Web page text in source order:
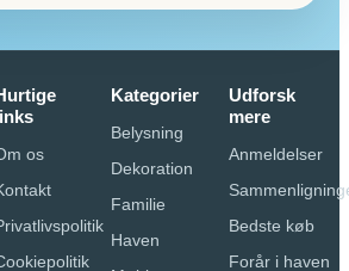
os
Kategorier
Belysning
Dekoration
Familie
Haven
Udforsk
mere
Anmeldelser
Bedste køb
Forår i haven